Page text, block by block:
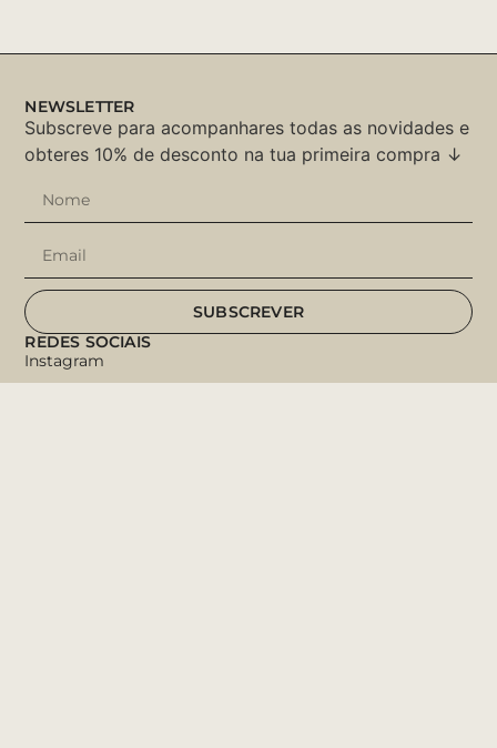
REDES SOCIAIS
Instagram
NEWSLETTER
Subscreve para acompanhares todas as novidades e
obteres 10% de desconto na tua primeira compra ↓
SUBSCREVER